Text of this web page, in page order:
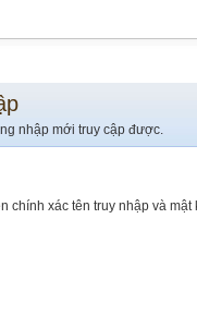
nhập mới truy cập được.
chính xác tên truy nhập và mật